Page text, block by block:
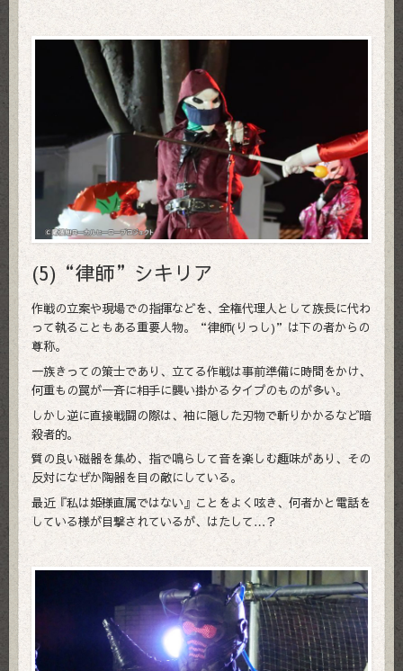
(5)“律師”シキリア
作戦の立案や現場での指揮などを、全権代理人として族長に代わ
って執ることもある重要人物。“律師(りっし)”は下の者からの
尊称。
一族きっての策士であり、立てる作戦は事前準備に時間をかけ、
何重もの罠が一斉に相手に襲い掛かるタイプのものが多い。
しかし逆に直接戦闘の際は、袖に隠した刃物で斬りかかるなど暗
殺者的。
質の良い磁器を集め、指で鳴らして音を楽しむ趣味があり、その
反対になぜか陶器を目の敵にしている。
最近『私は姫様直属ではない』ことをよく呟き、何者かと電話を
している様が目撃されているが、はたして…？